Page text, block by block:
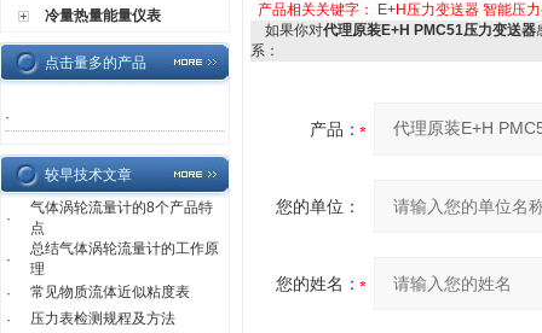
冷量热量能量仪表
点击量多的产品
·
较早技术文章
·
气体涡轮流量计的8个产品特
点
·
总结气体涡轮流量计的工作原
理
·
常见物质流体近似粘度表
·
压力表检测规程及方法
产品相关关键字： E+H压力变送器 智能压
如果你对代理原装E+H PMC51压力变送器
系：
产品：
您的单位：
您的姓名：